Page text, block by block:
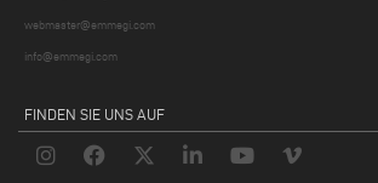
webmaster@emmegi.com
info@emmegi.com
FINDEN SIE UNS AUF